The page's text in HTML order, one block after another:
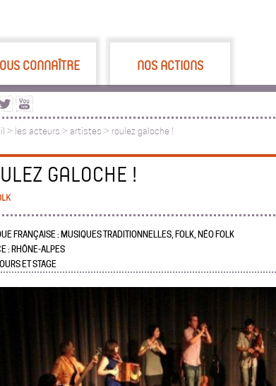
CONNAÎTRE NOS ACTIONS
> les acteurs > artistes > roulez galoche !
GALOCHE !
FRANÇAISE : MUSIQUES TRADITIONNELLES, FOLK, NÉO FOLK
: RHÔNE-ALPES
ET STAGE